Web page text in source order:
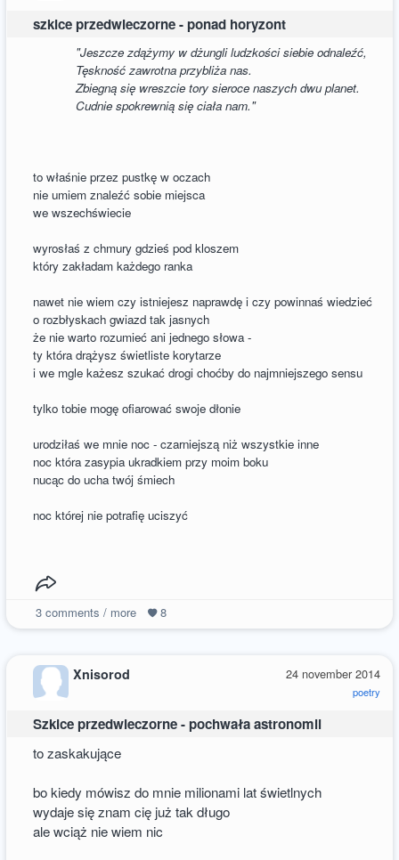
szkice przedwieczorne - ponad horyzont
"Jeszcze zdążymy w dżungli ludzkości siebie odnaleźć,
Tęskność zawrotna przybliża nas.
Zbiegną się wreszcie tory sieroce naszych dwu planet.
Cudnie spokrewnią się ciała nam."
to właśnie przez pustkę w oczach
nie umiem znaleźć sobie miejsca
we wszechświecie
wyrosłaś z chmury gdzieś pod kloszem
który zakładam każdego ranka
nawet nie wiem czy istniejesz naprawdę i czy powinnaś wiedzieć
o rozbłyskach gwiazd tak jasnych
że nie warto rozumieć ani jednego słowa -
ty która drążysz świetliste korytarze
i we mgle każesz szukać drogi choćby do najmniejszego sensu
tylko tobie mogę ofiarować swoje dłonie
urodziłaś we mnie noc - czarniejszą niż wszystkie inne
noc która zasypia ukradkiem przy moim boku
nucąc do ucha twój śmiech
noc której nie potrafię uciszyć
3comments / more 8
24 november 2014
poetry
Xnisorod
Szkice przedwieczorne - pochwała astronomii
to zaskakujące
bo kiedy mówisz do mnie milionami lat świetlnych
wydaje się znam cię już tak długo
ale wciąż nie wiem nic